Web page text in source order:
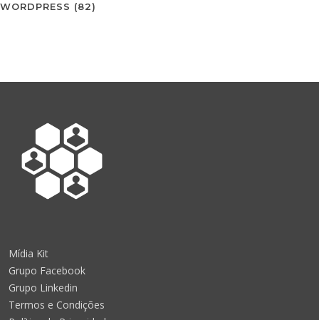
WORDPRESS (82)
Mídia Kit
Grupo Facebook
Grupo Linkedin
Termos e Condições